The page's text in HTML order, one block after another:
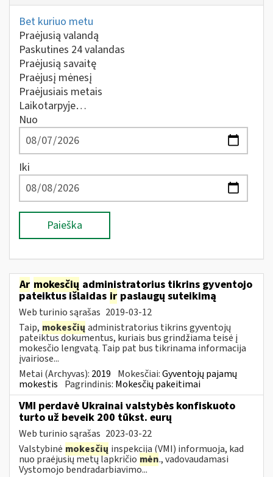
Bet kuriuo metu
Praėjusią valandą
Paskutines 24 valandas
Praėjusią savaitę
Praėjusį mėnesį
Praėjusiais metais
Laikotarpyje…
Nuo
Iki
Paieška
Ar mokesčių administratorius tikrins gyventojo
pateiktus išlaidas ir paslaugų suteikimą
Web turinio sąrašas 2019-03-12
Taip, mokesčių administratorius tikrins gyventojų
pateiktus dokumentus, kuriais bus grindžiama teisė į
mokesčio lengvatą. Taip pat bus tikrinama informacija
įvairiose...
Metai (Archyvas): 2019 Mokesčiai:Gyventojų pajamų
mokestis Pagrindinis: Mokesčių pakeitimai
VMI perdavė Ukrainai valstybės konfiskuoto
turto už beveik 200 tūkst. eurų
Web turinio sąrašas 2023-03-22
Valstybinė mokesčių inspekcija (VMI) informuoja, kad
nuo praėjusių metų lapkričio mėn., vadovaudamasi
Vystomojo bendradarbiavimo...